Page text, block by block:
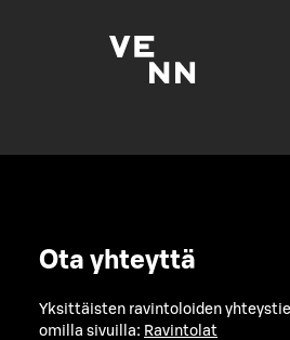
Ota yhteyttä
Yksittäisten ravintoloiden
omilla sivuilla: Ravintolat